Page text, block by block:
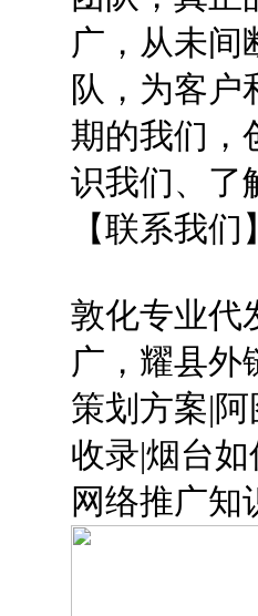
广，从未间
队，为客户
期的我们，
识我们、了
【联系我们】
敦化专业代
广，耀县外
策划方案|
收录|烟台
网络推广知